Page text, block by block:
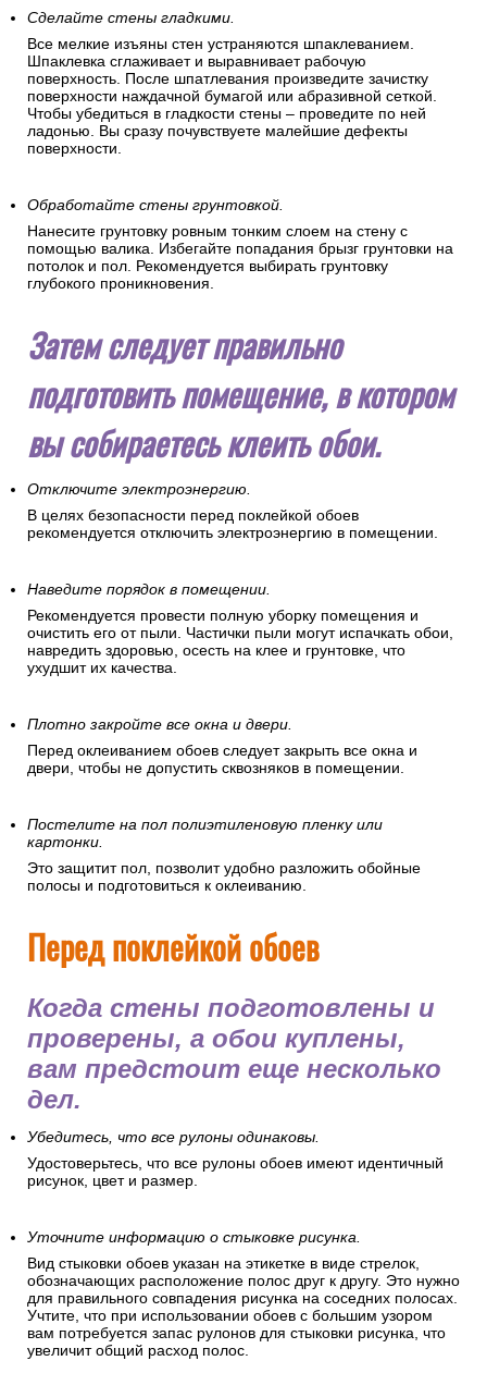
Сделайте стены гладкими.
Все мелкие изъяны стен устраняются шпаклеванием.
Шпаклевка сглаживает и выравнивает рабочую
поверхность. После шпатлевания произведите зачистку
поверхности наждачной бумагой или абразивной сеткой.
Чтобы убедиться в гладкости стены – проведите по ней
ладонью. Вы сразу почувствуете малейшие дефекты
поверхности.
Обработайте стены грунтовкой.
Нанесите грунтовку ровным тонким слоем на стену с
помощью валика. Избегайте попадания брызг грунтовки на
потолок и пол. Рекомендуется выбирать грунтовку
глубокого проникновения.
Затем следует правильно
подготовить помещение, в котором
вы собираетесь клеить обои.
Отключите электроэнергию.
В целях безопасности перед поклейкой обоев
рекомендуется отключить электроэнергию в помещении.
Наведите порядок в помещении.
Рекомендуется провести полную уборку помещения и
очистить его от пыли. Частички пыли могут испачкать обои,
навредить здоровью, осесть на клее и грунтовке, что
ухудшит их качества.
Плотно закройте все окна и двери.
Перед оклеиванием обоев следует закрыть все окна и
двери, чтобы не допустить сквозняков в помещении.
Постелите на пол полиэтиленовую пленку или
картонки.
Это защитит пол, позволит удобно разложить обойные
полосы и подготовиться к оклеиванию.
Перед поклейкой обоев
Когда стены подготовлены и
проверены, а обои куплены,
вам предстоит еще несколько
дел.
Убедитесь, что все рулоны одинаковы.
Удостоверьтесь, что все рулоны обоев имеют идентичный
рисунок, цвет и размер.
Уточните информацию о стыковке рисунка.
Вид стыковки обоев указан на этикетке в виде стрелок,
обозначающих расположение полос друг к другу. Это нужно
для правильного совпадения рисунка на соседних полосах.
Учтите, что при использовании обоев с большим узором
вам потребуется запас рулонов для стыковки рисунка, что
увеличит общий расход полос.